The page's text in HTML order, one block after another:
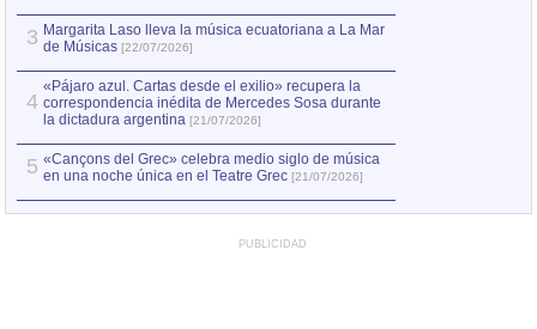
3 Margarita Laso lleva la música ecuatoriana a La Mar
de Músicas [22/07/2026]
4
«Pájaro azul. Cartas desde el exilio» recupera la
correspondencia inédita de Mercedes Sosa durante
la dictadura argentina [21/07/2026]
5 «Cançons del Grec» celebra medio siglo de música
en una noche única en el Teatre Grec [21/07/2026]
PUBLICIDAD